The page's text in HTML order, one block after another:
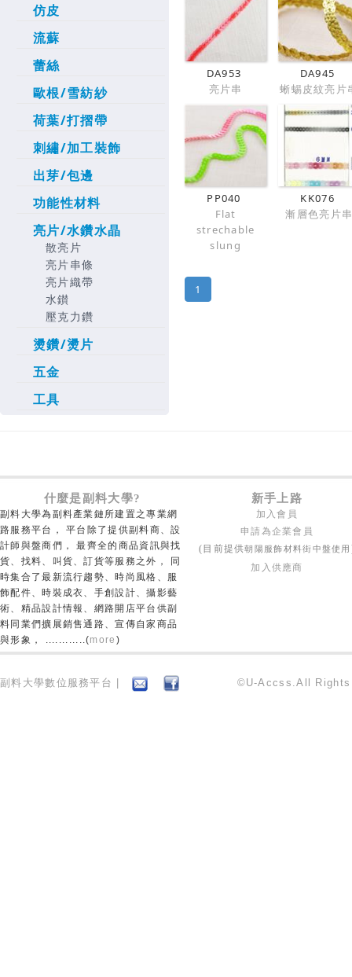
仿皮
流蘇
蕾絲
歐根/雪紡紗
荷葉/打摺帶
刺繡/加工裝飾
出芽/包邊
功能性材料
亮片/水鑽水晶
散亮片
亮片串條
亮片織帶
水鑚
壓克力鑽
燙鑽/燙片
五金
工具
DA953
亮片串
DA945
蜥蜴皮紋亮片
PP040
Flat
strechable
slung
KK076
漸層色亮片
1
什麼是副料大學? 新手上路
副料大學為副料產業鏈所建置之專業網
路服務平台， 平台除了提供副料商、設
計師與盤商們， 最齊全的商品資訊與找
貨、找料、叫貨、訂貨等服務之外， 同
時集合了最新流行趨勢、時尚風格、服
飾配件、時裝成衣、手創設計、攝影藝
術、精品設計情報、網路開店平台供副
料同業們擴展銷售通路、宣傳自家商品
與形象， ............(more )
加入會員
申請為企業會員
(目前提供朝陽服飾材料街中盤使用
加入供應商
副料大學數位服務平台 | ©U-Accss.All Rights